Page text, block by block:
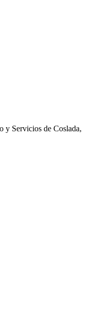
y Servicios de Coslada,